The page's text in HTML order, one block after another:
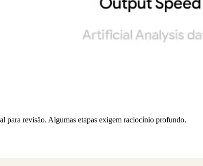
para revisão. Algumas etapas exigem raciocínio profundo.